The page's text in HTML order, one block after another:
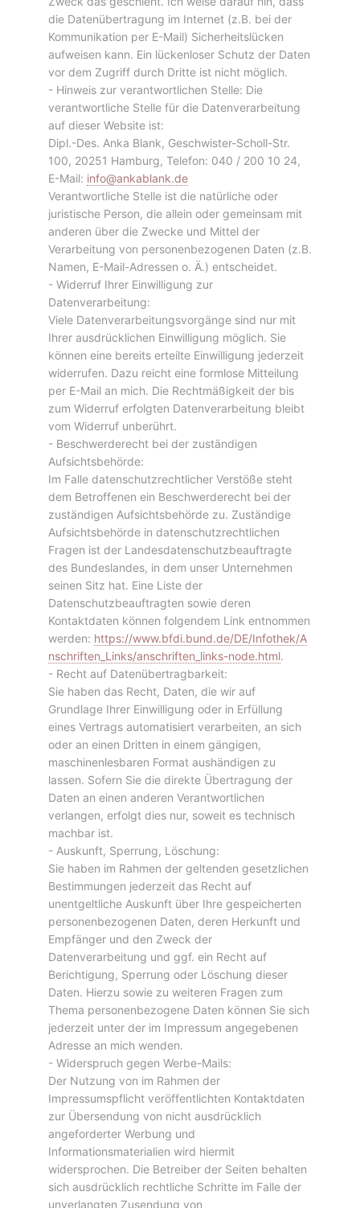
die Datenübertragung im Internet (z.B. bei der
Kommunikation per E-Mail) Sicherheitslücken
aufweisen kann. Ein lückenloser Schutz der Daten
vor dem Zugriff durch Dritte ist nicht möglich.
- Hinweis zur verantwortlichen Stelle: Die
verantwortliche Stelle für die Datenverarbeitung
auf dieser Website ist:
Dipl.-Des. Anka Blank, Geschwister-Scholl-Str.
100, 20251 Hamburg, Telefon: 040 / 200 10 24,
E-Mail: info@ankablank.de
Verantwortliche Stelle ist die natürliche oder
juristische Person, die allein oder gemeinsam mit
anderen über die Zwecke und Mittel der
Verarbeitung von personenbezogenen Daten (z.B.
Namen, E-Mail-Adressen o. Ä.) entscheidet.
- Widerruf Ihrer Einwilligung zur
Datenverarbeitung:
Viele Datenverarbeitungsvorgänge sind nur mit
Ihrer ausdrücklichen Einwilligung möglich. Sie
können eine bereits erteilte Einwilligung jederzeit
widerrufen. Dazu reicht eine formlose Mitteilung
per E-Mail an mich. Die Rechtmäßigkeit der bis
zum Widerruf erfolgten Datenverarbeitung bleibt
vom Widerruf unberührt.
- Beschwerderecht bei der zuständigen
Aufsichtsbehörde:
Im Falle datenschutzrechtlicher Verstöße steht
dem Betroffenen ein Beschwerderecht bei der
zuständigen Aufsichtsbehörde zu. Zuständige
Aufsichtsbehörde in datenschutzrechtlichen
Fragen ist der Landesdatenschutzbeauftragte
des Bundeslandes, in dem unser Unternehmen
seinen Sitz hat. Eine Liste der
Datenschutzbeauftragten sowie deren
Kontaktdaten können folgendem Link entnommen
werden: https://www.bfdi.bund.de/DE/Infothek/A
nschriften_Links/anschriften_links-node.html.
- Recht auf Datenübertragbarkeit:
Sie haben das Recht, Daten, die wir auf
Grundlage Ihrer Einwilligung oder in Erfüllung
eines Vertrags automatisiert verarbeiten, an sich
oder an einen Dritten in einem gängigen,
maschinenlesbaren Format aushändigen zu
lassen. Sofern Sie die direkte Übertragung der
Daten an einen anderen Verantwortlichen
verlangen, erfolgt dies nur, soweit es technisch
machbar ist.
- Auskunft, Sperrung, Löschung:
Sie haben im Rahmen der geltenden gesetzlichen
Bestimmungen jederzeit das Recht auf
unentgeltliche Auskunft über Ihre gespeicherten
personenbezogenen Daten, deren Herkunft und
Empfänger und den Zweck der
Datenverarbeitung und ggf. ein Recht auf
Berichtigung, Sperrung oder Löschung dieser
Daten. Hierzu sowie zu weiteren Fragen zum
Thema personenbezogene Daten können Sie sich
jederzeit unter der im Impressum angegebenen
Adresse an mich wenden.
- Widerspruch gegen Werbe-Mails:
Der Nutzung von im Rahmen der
Impressumspflicht veröffentlichten Kontaktdaten
zur Übersendung von nicht ausdrücklich
angeforderter Werbung und
Informationsmaterialien wird hiermit
widersprochen. Die Betreiber der Seiten behalten
sich ausdrücklich rechtliche Schritte im Falle der
unverlangten Zusendung von